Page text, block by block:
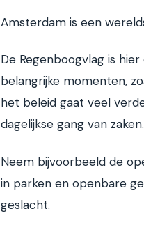
Amsterdam is een
De Regenboogvlag is
belangrijke momenten,
het beleid gaat veel
dagelijkse gang van zaken.
Neem bijvoorbeeld de
in parken en openbare
geslacht.